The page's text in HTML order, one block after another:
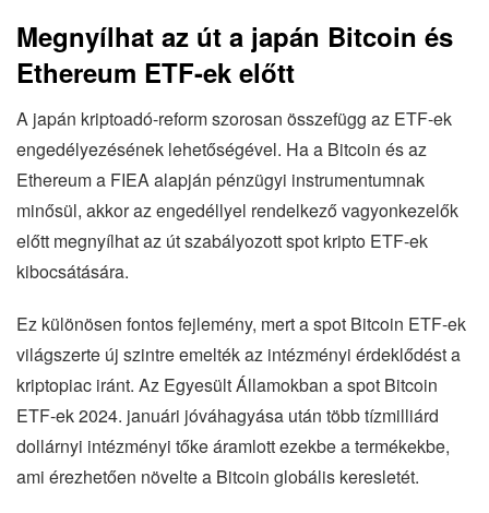
Megnyílhat az út a japán Bitcoin és
Ethereum ETF-ek előtt
A japán kriptoadó-reform szorosan összefügg az ETF-ek
engedélyezésének lehetőségével. Ha a Bitcoin és az
Ethereum a FIEA alapján pénzügyi instrumentumnak
minősül, akkor az engedéllyel rendelkező vagyonkezelők
előtt megnyílhat az út szabályozott spot kripto ETF-ek
kibocsátására.
Ez különösen fontos fejlemény, mert a spot Bitcoin ETF-ek
világszerte új szintre emelték az intézményi érdeklődést a
kriptopiac iránt. Az Egyesült Államokban a spot Bitcoin
ETF-ek 2024. januári jóváhagyása után több tízmilliárd
dollárnyi intézményi tőke áramlott ezekbe a termékekbe,
ami érezhetően növelte a Bitcoin globális keresletét.